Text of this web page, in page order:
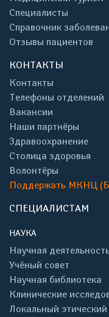
Специалисты
Справочник
Отзывы пациентов
КОНТАКТЫ
Контакты
Телефоны отделений
Вакансии
Наши партнёры
Здравоохранение
Столица здоровья
Волонтёры
Поддержать МКНЦ
СПЕЦИАЛИСТАМ
НАУКА
Научная
Учёный совет
Научная библиотека
Клинические
Локальный этический